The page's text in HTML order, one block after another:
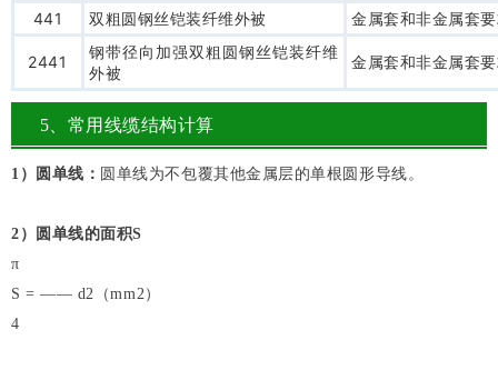
441 双粗圆钢丝铠装纤维外被 金属套和非金属套
2441
钢带径向加强双粗圆钢丝铠装纤维
外被
金属套和非金属套
5、常用线缆结构计算
1 ）圆单线： 圆单线为不包覆其他金属层的单根圆形导线。
2 ）圆单线的面积S
π
S = —— d2（mm2）
4